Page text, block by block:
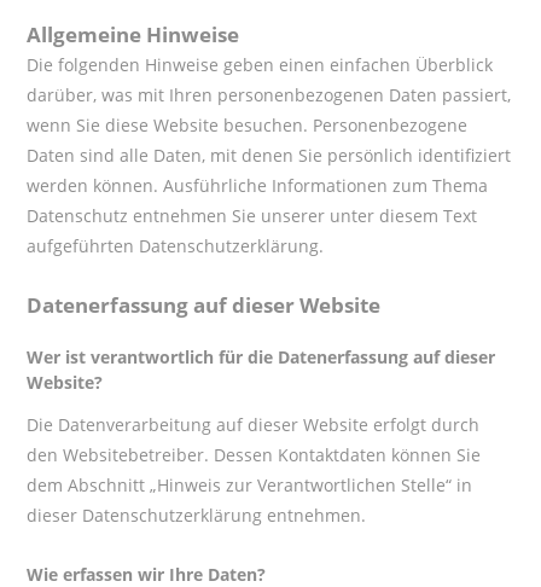
Allgemeine Hinweise
Die folgenden Hinweise geben einen einfachen Überblick
darüber, was mit Ihren personenbezogenen Daten passiert,
wenn Sie diese Website besuchen. Personenbezogene
Daten sind alle Daten, mit denen Sie persönlich identifiziert
werden können. Ausführliche Informationen zum Thema
Datenschutz entnehmen Sie unserer unter diesem Text
aufgeführten Datenschutzerklärung.
Datenerfassung auf dieser Website
Wer ist verantwortlich für die Datenerfassung auf dieser
Website?
Die Datenverarbeitung auf dieser Website erfolgt durch
den Websitebetreiber. Dessen Kontaktdaten können Sie
dem Abschnitt „Hinweis zur Verantwortlichen Stelle“ in
dieser Datenschutzerklärung entnehmen.
Wie erfassen wir Ihre Daten?